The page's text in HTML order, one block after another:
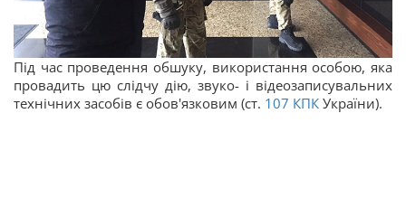
Під час проведення обшуку, використання особою, яка
провадить цю слідчу дію, звуко- і відеозаписувальних
технічних засобів є обов'язковим (ст. 107 КПК України).